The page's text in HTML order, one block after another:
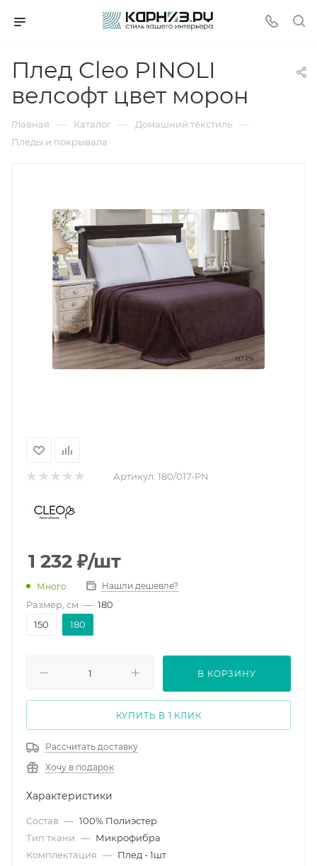
Плед Cleo PINOLI
велсофт цвет морон
Главная — Каталог — Домашний текстиль —
Пледы и покрывала
Артикул: 180/017-PN
1 232 ₽/шт
Много Нашли дешевле?
Размер, см — 180
150
180
В КОРЗИНУ
КУПИТЬ В 1 КЛИК
Рассчитать доставку
Хочу в подарок
Характеристики
Состав — 100% Полиэстер
Тип ткани — Микрофибра
Комплектация — Плед - 1шт